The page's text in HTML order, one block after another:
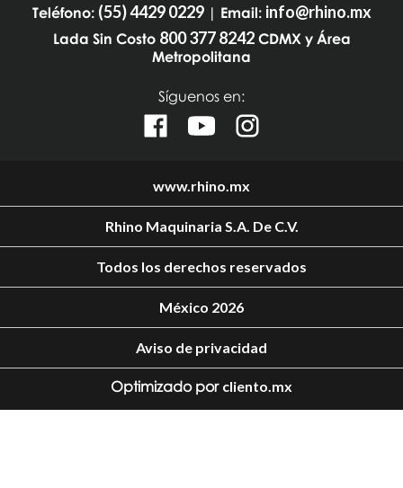
Teléfono: (55) 4429 0229| Email: info@rhino.mx
Lada Sin Costo 800 377 8242CDMX y Área
Metropolitana
Síguenos en:
www.rhino.mx
Rhino Maquinaria S.A. De C.V.
Todos los derechos reservados
México 2026
Aviso de privacidad
Optimizado por cliento.mx